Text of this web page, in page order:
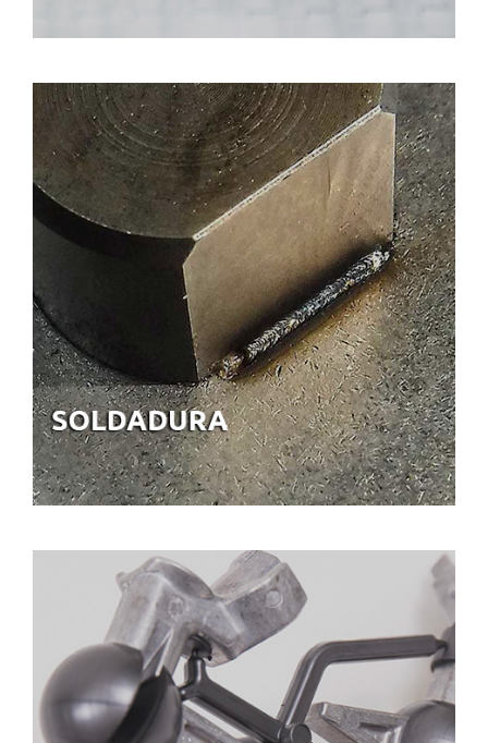
SOLDADURA